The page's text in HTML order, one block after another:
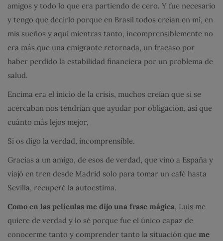
amigos y todo lo que era partiendo de cero. Y fue necesario
y tengo que decirlo porque en Brasil todos creían en mí, en
mis sueños y aquí mientras tanto, incomprensiblemente no
era más que una emigrante retornada, un fracaso por
haber perdido la estabilidad financiera por un problema de
salud.
Encima era el inicio de la crisis, muchos creían que si se
acercaban nos tendrían que ayudar por obligación, así que
cuánto más lejos mejor,
Si os digo la verdad, incomprensible.
Gracias a un amigo, de esos de verdad, que vino a España y
viajó en tren desde Madrid solo para tomar un café hasta
Sevilla, recuperé la autoestima.
Como en las películas me dijo una frase mágica, Luis me
quiere de verdad y lo sé porque fue el único capaz de
conocerme tanto y comprender tanto la situación que me